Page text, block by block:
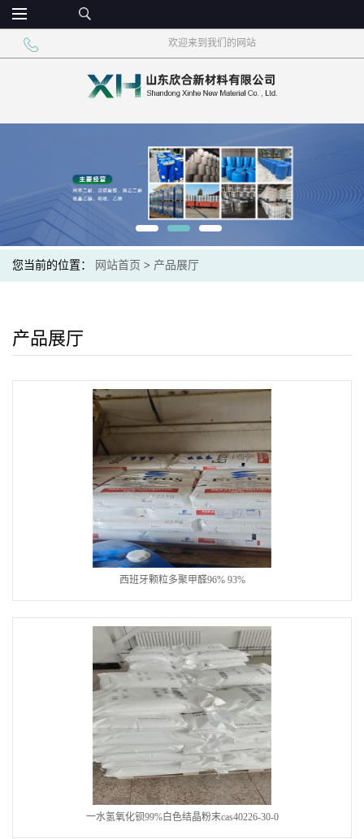
欢迎来到我们的网站
您当前的位置： 网站首页 > 产品展厅
产品展厅
西班牙颗粒多聚甲醛96% 93%
一水氢氧化钡99%白色结晶粉末cas40226-30-0